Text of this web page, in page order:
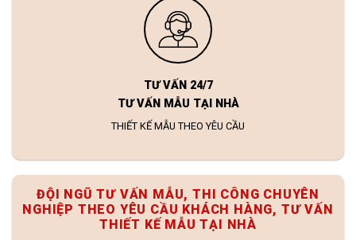
TƯ VẤN 24/7
TƯ VẤN MẪU TẠI NHÀ
THIẾT KẾ MẪU THEO YÊU CẦU
ĐỘI NGŨ TƯ VẤN MẪU, THI CÔNG CHUYÊN
NGHIỆP THEO YÊU CẦU KHÁCH HÀNG, TƯ VẤN
THIẾT KẾ MẪU TẠI NHÀ